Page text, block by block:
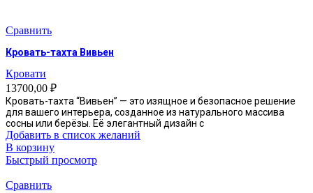
Сравнить
Кровать-тахта Вивьен
Кровати
13700,00 ₽
Кровать-тахта “Вивьен” — это изящное и безопасное решение
для вашего интерьера, созданное из натурального массива
сосны или берёзы. Её элегантный дизайн с
Добавить в список желаний
В корзину
Быстрый просмотр
Сравнить